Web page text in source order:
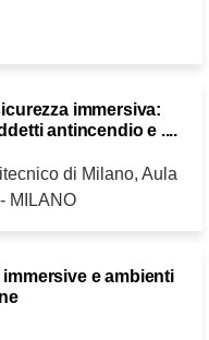
immersiva:
antincendio e ....
di Milano, Aula
MILANO
e ambienti